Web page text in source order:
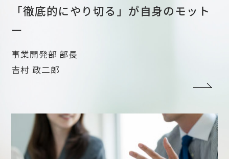
「徹底的にやり切る」が自身のモット
ー
事業開発部 部長
吉村 政二郎